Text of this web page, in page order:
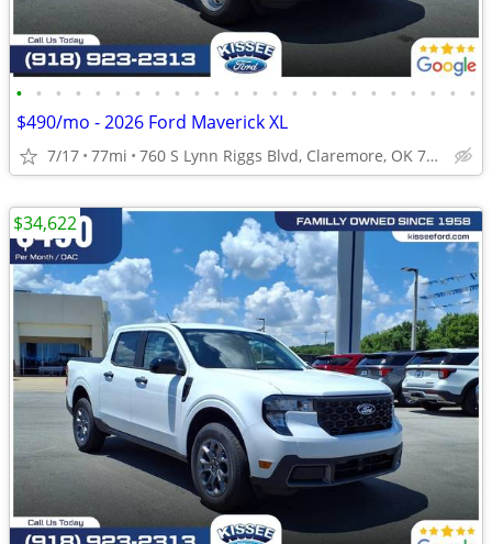
• • • • • • • • • • • • • • • • • • • • • • • •
$490/mo - 2026 Ford Maverick XL
7/17 77mi 760 S Lynn Riggs Blvd, Claremore, OK 74017
$34,622